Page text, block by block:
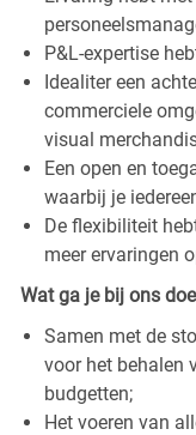
P&L-expertise
Idealiter een
commerciele
visual
Een open en
waarbij je
De flexibiliteit
meer ervaringen
Wat ga je bij ons
Samen met de
voor het behalen
budgetten;
Het voeren van